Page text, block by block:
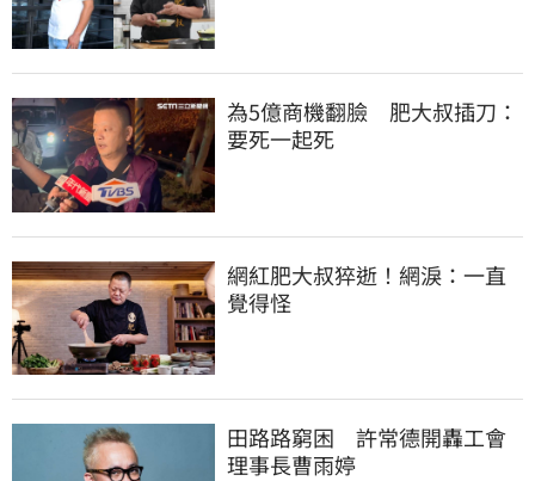
為5億商機翻臉　肥大叔插刀：
要死一起死
網紅肥大叔猝逝！網淚：一直
覺得怪
田路路窮困　許常德開轟工會
理事長曹雨婷